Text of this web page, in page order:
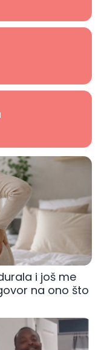
i još me
na ono što